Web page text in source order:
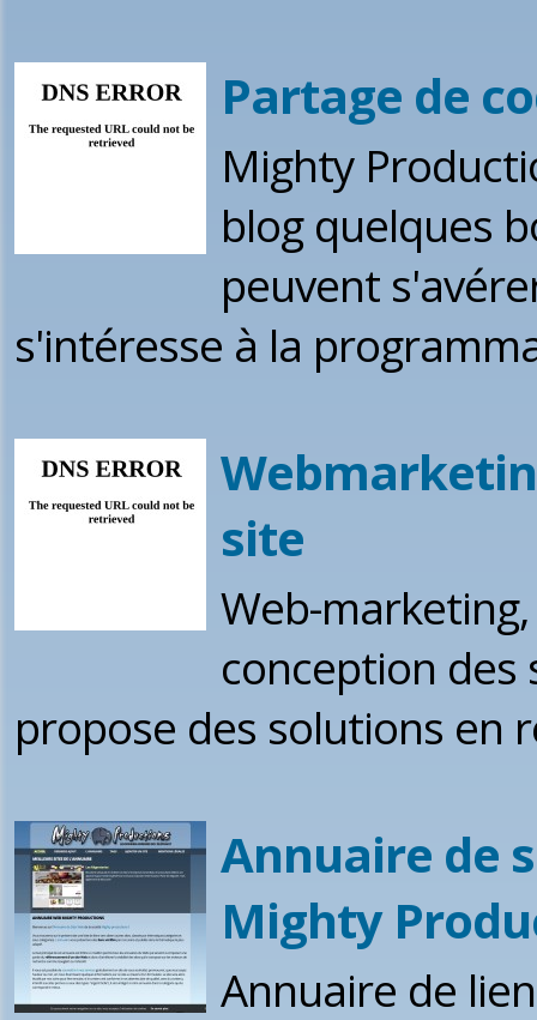
Partage de
Mighty
blog quelques
peuvent
s'intéresse à la
site
Web-
conception des
propose des solutions en
Annuaire de
Mighty
Annuaire de